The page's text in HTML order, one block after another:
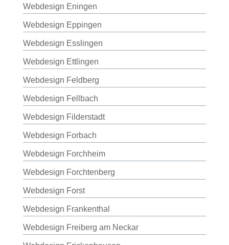
Webdesign Eningen
Webdesign Eppingen
Webdesign Esslingen
Webdesign Ettlingen
Webdesign Feldberg
Webdesign Fellbach
Webdesign Filderstadt
Webdesign Forbach
Webdesign Forchheim
Webdesign Forchtenberg
Webdesign Forst
Webdesign Frankenthal
Webdesign Freiberg am Neckar